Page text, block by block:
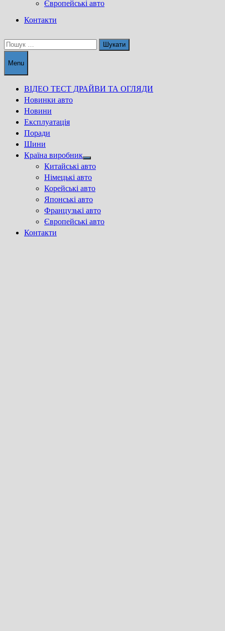
Європейські авто
Контакти
Пошук:
Menu
ВІДЕО ТЕСТ ДРАЙВИ ТА ОГЛЯДИ
Новинки авто
Новини
Експлуатація
Поради
Шини
Країна виробник
Show
sub
menu
Китайські авто
Німецькі авто
Корейські авто
Японські авто
Французькі авто
Європейські авто
Контакти